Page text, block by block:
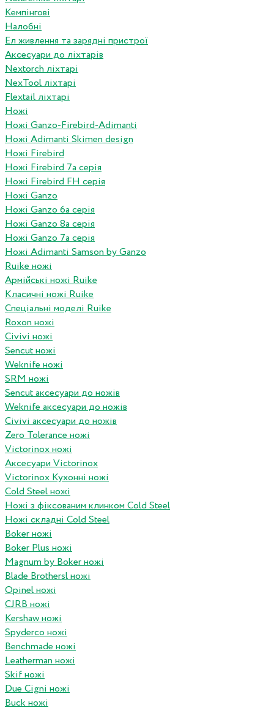
Кемпінгові
Налобні
Ел живлення та зарядні пристрої
Аксесуари до ліхтарів
Nextorch ліхтарі
NexTool ліхтарі
Flextail ліхтарі
Ножі
Ножі Ganzo-Firebird-Adimanti
Ножі Adimanti Skimen design
Ножі Firebird
Ножі Firebird 7а серія
Ножі Firebird FH серія
Ножі Ganzo
Ножі Ganzo 6а серія
Ножі Ganzo 8а серія
Ножі Ganzo 7а серія
Ножі Adimanti Samson by Ganzo
Ruike ножі
Армійські ножі Ruike
Класичні ножі Ruike
Спеціальні моделі Ruike
Roxon ножi
Civivi ножі
Sencut ножі
Weknife ножі
SRM ножі
Sencut аксесуари до ножів
Weknife аксесуари до ножів
Civivi аксесуари до ножів
Zero Tolerance ножі
Victorinox ножі
Аксесуари Victorinox
Victorinox Кухонні ножі
Cold Steel ножі
Ножі з фіксованим клинком Cold Steel
Ножі складні Cold Steel
Boker ножі
Boker Plus ножі
Magnum by Boker ножі
Blade Brothersl ножі
Opinel ножі
CJRB ножі
Kershaw ножі
Spyderco ножі
Benchmade ножі
Leatherman ножі
Skif ножі
Due Cigni ножі
Buck ножі